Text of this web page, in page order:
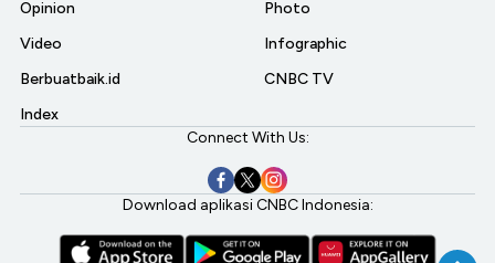
Opinion
Video
Berbuatbaik.id
Index
Photo
Infographic
CNBC TV
Connect With Us:
Download aplikasi CNBC Indonesia: